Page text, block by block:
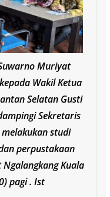
Muriyat
Wakil Ketua
Selatan Gusti
Sekretaris
studi
perpustakaan
Kuala
pagi . Ist